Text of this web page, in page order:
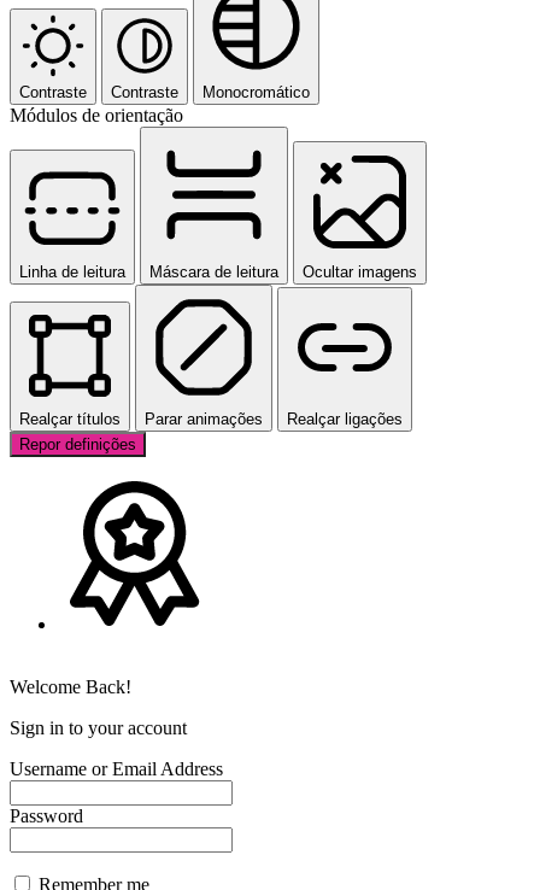
Contraste Contraste Monocromático
Módulos de orientação
Linha de leitura Máscara de leitura Ocultar imagens
Realçar títulos Parar animações
Realçar ligações
Repor definições
Welcome Back!
Sign in to your account
Username or Email Address
Password
Remember me